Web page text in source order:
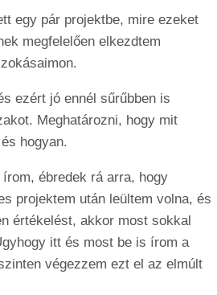
egy pár projektbe, mire ezeket
megfelelően elkezdtem
ezért jó ennél sűrűbben is
Meghatározni, hogy mit
hogyan.
ébredek rá arra, hogy
projektem után leültem volna, és
értékelést, akkor most sokkal
itt és most be is írom a
végezzem ezt el az elmúlt